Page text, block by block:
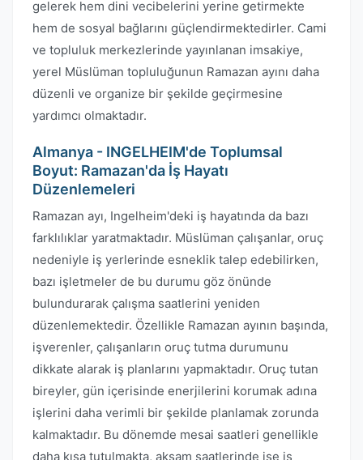
gelerek hem dini vecibelerini yerine getirmekte
hem de sosyal bağlarını güçlendirmektedirler. Cami
ve topluluk merkezlerinde yayınlanan imsakiye,
yerel Müslüman topluluğunun Ramazan ayını daha
düzenli ve organize bir şekilde geçirmesine
yardımcı olmaktadır.
Almanya - INGELHEIM'de Toplumsal
Boyut: Ramazan'da İş Hayatı
Düzenlemeleri
Ramazan ayı, Ingelheim'deki iş hayatında da bazı
farklılıklar yaratmaktadır. Müslüman çalışanlar, oruç
nedeniyle iş yerlerinde esneklik talep edebilirken,
bazı işletmeler de bu durumu göz önünde
bulundurarak çalışma saatlerini yeniden
düzenlemektedir. Özellikle Ramazan ayının başında,
işverenler, çalışanların oruç tutma durumunu
dikkate alarak iş planlarını yapmaktadır. Oruç tutan
bireyler, gün içerisinde enerjilerini korumak adına
işlerini daha verimli bir şekilde planlamak zorunda
kalmaktadır. Bu dönemde mesai saatleri genellikle
daha kısa tutulmakta, akşam saatlerinde ise iş